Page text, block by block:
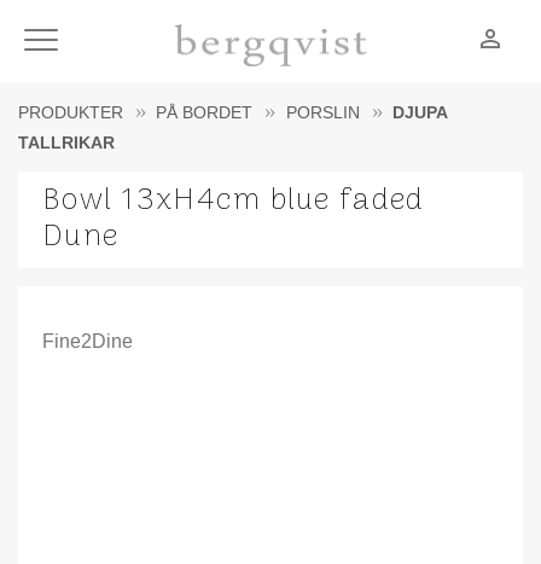
Meny person_outline
PRODUKTER PÅ BORDET PORSLIN
DJUPA
TALLRIKAR
Bowl 13xH4cm blue faded
Dune
Fine2Dine